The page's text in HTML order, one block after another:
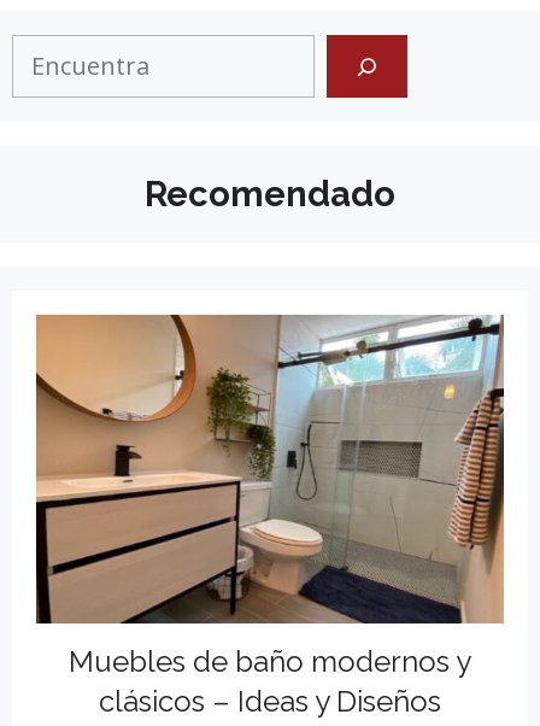
Search
Recomendado
Muebles de baño modernos y
clásicos – Ideas y Diseños